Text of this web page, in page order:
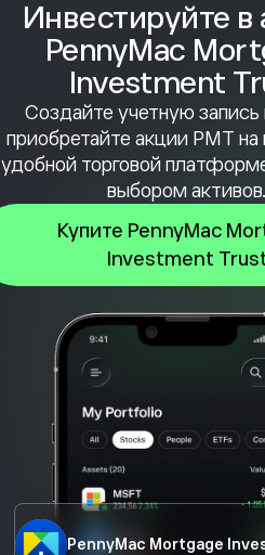
Инвестируйте в
PennyMac
Investment
Создайте учетную запись
приобретайте акции PMT
удобной торговой
выбором активов.
Купите PennyMac
Investment